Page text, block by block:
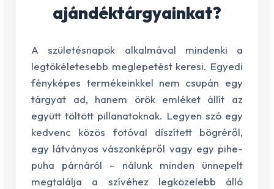
ajándéktárgyainkat?
A születésnapok alkalmával mindenki a
legtökéletesebb meglepetést keresi. Egyedi
fényképes termékeinkkel nem csupán egy
tárgyat ad, hanem örök emléket állít az
együtt töltött pillanatoknak. Legyen szó egy
kedvenc közös fotóval díszített bögréről,
egy látványos vászonképről vagy egy pihe-
puha párnáról – nálunk minden ünnepelt
megtalálja a szívéhez legközelebb álló